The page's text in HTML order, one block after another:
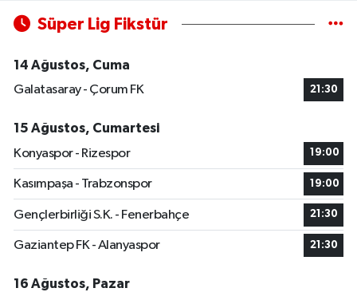
Süper Lig Fikstür
14 Ağustos, Cuma
Galatasaray - Çorum FK
21:30
15 Ağustos, Cumartesi
Konyaspor - Rizespor
19:00
Kasımpaşa - Trabzonspor 19:00
Gençlerbirliği S.K. - Fenerbahçe 21:30
Gaziantep FK - Alanyaspor 21:30
16 Ağustos, Pazar